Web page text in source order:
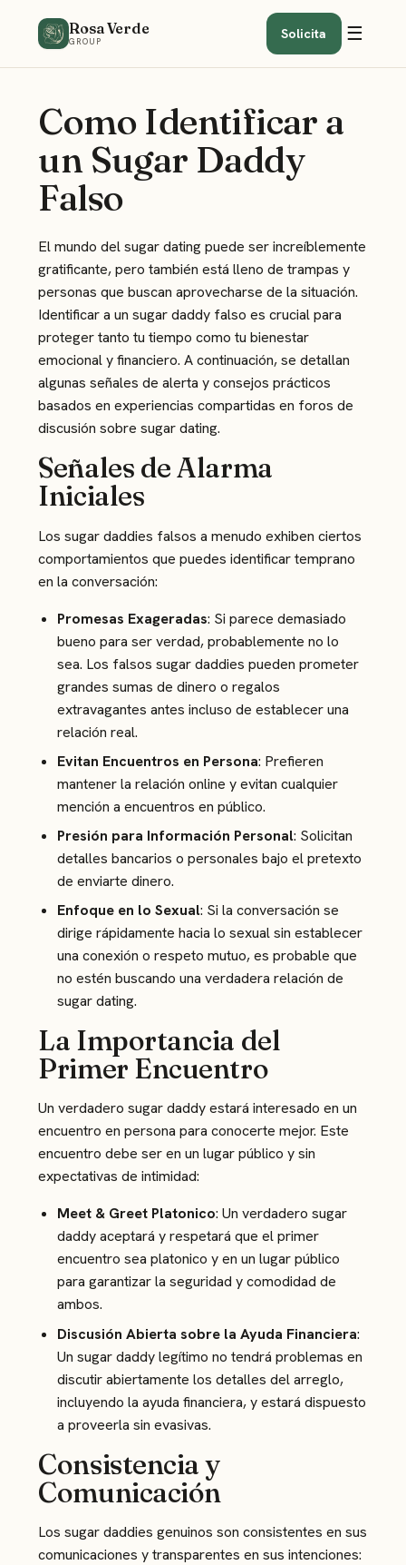
Rosa Verde
GROUP
Solicita ☰
Como Identificar a
un Sugar Daddy
Falso
El mundo del sugar dating puede ser increíblemente
gratificante, pero también está lleno de trampas y
personas que buscan aprovecharse de la situación.
Identificar a un sugar daddy falso es crucial para
proteger tanto tu tiempo como tu bienestar
emocional y financiero. A continuación, se detallan
algunas señales de alerta y consejos prácticos
basados en experiencias compartidas en foros de
discusión sobre sugar dating.
Señales de Alarma
Iniciales
Los sugar daddies falsos a menudo exhiben ciertos
comportamientos que puedes identificar temprano
en la conversación:
Promesas Exageradas: Si parece demasiado
bueno para ser verdad, probablemente no lo
sea. Los falsos sugar daddies pueden prometer
grandes sumas de dinero o regalos
extravagantes antes incluso de establecer una
relación real.
Evitan Encuentros en Persona: Prefieren
mantener la relación online y evitan cualquier
mención a encuentros en público.
Presión para Información Personal: Solicitan
detalles bancarios o personales bajo el pretexto
de enviarte dinero.
Enfoque en lo Sexual: Si la conversación se
dirige rápidamente hacia lo sexual sin establecer
una conexión o respeto mutuo, es probable que
no estén buscando una verdadera relación de
sugar dating.
La Importancia del
Primer Encuentro
Un verdadero sugar daddy estará interesado en un
encuentro en persona para conocerte mejor. Este
encuentro debe ser en un lugar público y sin
expectativas de intimidad:
Meet & Greet Platonico: Un verdadero sugar
daddy aceptará y respetará que el primer
encuentro sea platonico y en un lugar público
para garantizar la seguridad y comodidad de
ambos.
Discusión Abierta sobre la Ayuda Financiera:
Un sugar daddy legítimo no tendrá problemas en
discutir abiertamente los detalles del arreglo,
incluyendo la ayuda financiera, y estará dispuesto
a proveerla sin evasivas.
Consistencia y
Comunicación
Los sugar daddies genuinos son consistentes en sus
comunicaciones y transparentes en sus intenciones: